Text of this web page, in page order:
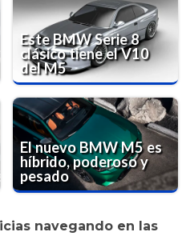
Este BMW Serie 8
clásico tiene el V10
del M5
El nuevo BMW M5 es
híbrido, poderoso y
pesado
navegando en las